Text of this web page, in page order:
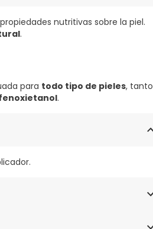
nutritivas sobre la piel.
.
para todo tipo de pieles, tanto
.
SODIUM PCA (BETTERAVE),